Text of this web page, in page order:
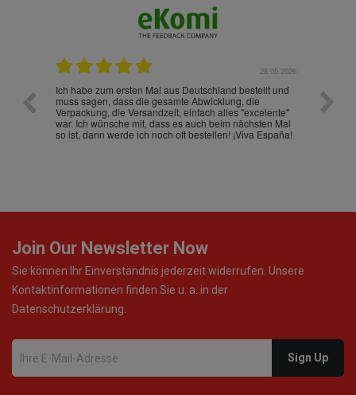
28.05.2026
Ich habe zum ersten Mal aus Deutschland bestellt und
muss sagen, dass die gesamte Abwicklung, die
Verpackung, die Versandzeit, einfach alles "excelente"
war. Ich wünsche mit, dass es auch beim nächsten Mal
so ist, dann werde ich noch oft bestellen! ¡Viva España!
Die
gut
ist
Join Our Newsletter Now
Sie können Ihr Einverständnis jederzeit widerrufen. Unsere
Kontaktinformationen finden Sie u. a. in der
Datenschutzerklärung.